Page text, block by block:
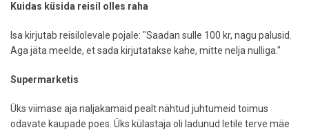
Kuidas küsida reisil olles raha
Isa kirjutab reisilolevale pojale: "Saadan sulle 100 kr, nagu palusid.
Aga jäta meelde, et sada kirjutatakse kahe, mitte nelja nulliga."
Supermarketis
Üks viimase aja naljakamaid pealt nähtud juhtumeid toimus
odavate kaupade poes. Üks külastaja oli ladunud letile terve mäe